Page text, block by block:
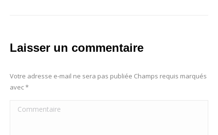
Laisser un commentaire
Votre adresse e-mail ne sera pas publiée Champs requis marqués
avec*
Commentaire